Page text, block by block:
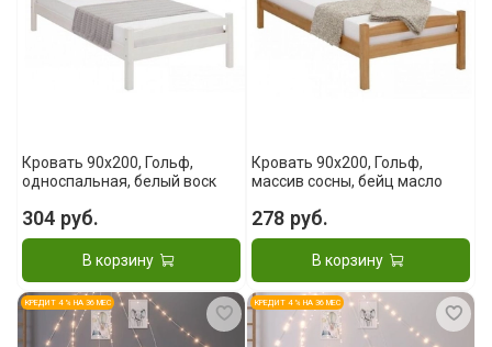
Кровать 90x200, Гольф,
односпальная, белый воск
304 руб.
В корзину
Кровать 90x200, Гольф,
массив сосны, бейц масло
278 руб.
В корзину
КРЕДИТ 4 % НА 36 МЕС КРЕДИТ 4 % НА 36 МЕС